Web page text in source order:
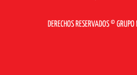
DERECHOS RESERVADOS ©